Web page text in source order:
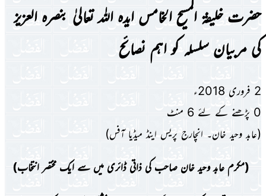
حضرت خلیفۃ المسیح الخامس ایدہ اللہ تعالیٰ بنصرہ العزیز
کی مربیان سلسلہ کو اہم نصائح
2 فروری 2018ء
0 پڑھنے کے لئے 6 منٹ
(عابد وحید خان۔ انچارج پریس اینڈ میڈیا آفس)
(مکرم عابد وحید خان صاحب کی ذاتی ڈائری میں سے ایک مختصر انتخاب)